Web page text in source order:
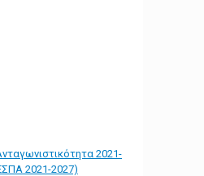
2021-
2021-2027)